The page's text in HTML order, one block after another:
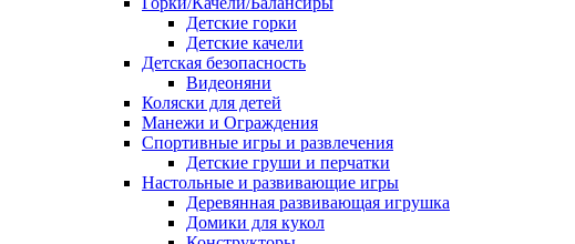
Детские горки
Детские качели
Детская безопасность
Видеоняни
Коляски для детей
Манежи и Ограждения
Спортивные игры и развлечения
Детские груши и перчатки
Настольные и развивающие игры
Деревянная развивающая игрушка
Домики для кукол